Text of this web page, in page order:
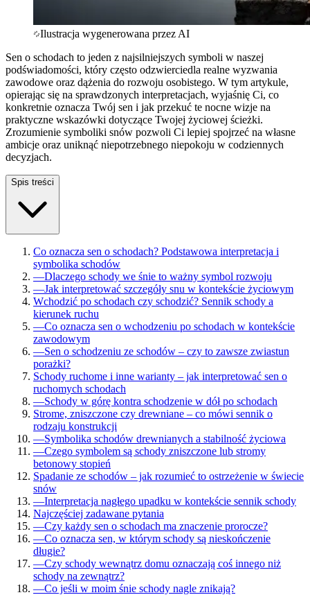
Ilustracja wygenerowana przez AI
Sen o schodach to jeden z najsilniejszych symboli w naszej
podświadomości, który często odzwierciedla realne wyzwania
zawodowe oraz dążenia do rozwoju osobistego. W tym artykule,
opierając się na sprawdzonych interpretacjach, wyjaśnię Ci, co
konkretnie oznacza Twój sen i jak przekuć te nocne wizje na
praktyczne wskazówki dotyczące Twojej życiowej ścieżki.
Zrozumienie symboliki snów pozwoli Ci lepiej spojrzeć na własne
ambicje oraz uniknąć niepotrzebnego niepokoju w codziennych
decyzjach.
Spis treści
Co oznacza sen o schodach? Podstawowa interpretacja i
symbolika schodów
—Dlaczego schody we śnie to ważny symbol rozwoju
—Jak interpretować szczegóły snu w kontekście życiowym
Wchodzić po schodach czy schodzić? Sennik schody a
kierunek ruchu
—Co oznacza sen o wchodzeniu po schodach w kontekście
zawodowym
—Sen o schodzeniu ze schodów – czy to zawsze zwiastun
porażki?
Schody ruchome i inne warianty – jak interpretować sen o
ruchomych schodach
—Schody w górę kontra schodzenie w dół po schodach
Strome, zniszczone czy drewniane – co mówi sennik o
rodzaju konstrukcji
—Symbolika schodów drewnianych a stabilność życiowa
—Czego symbolem są schody zniszczone lub stromy
betonowy stopień
Spadanie ze schodów – jak rozumieć to ostrzeżenie w świecie
snów
—Interpretacja nagłego upadku w kontekście sennik schody
Najczęściej zadawane pytania
—Czy każdy sen o schodach ma znaczenie prorocze?
—Co oznacza sen, w którym schody są nieskończenie
długie?
—Czy schody wewnątrz domu oznaczają coś innego niż
schody na zewnątrz?
—Co jeśli w moim śnie schody nagle znikają?